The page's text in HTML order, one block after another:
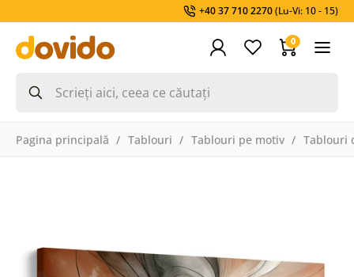
+40 37 710 2270(Lu-Vi: 10 - 15)
0
Pagina principală Tablouri Tablouri pe motiv Tablouri